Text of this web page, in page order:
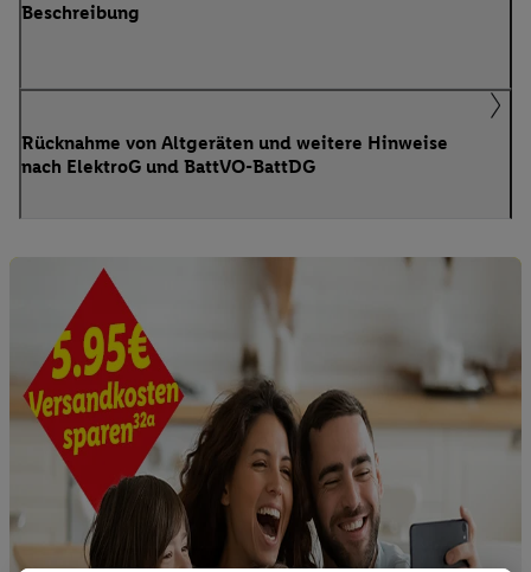
Beschreibung
Rücknahme von Altgeräten und weitere Hinweise
nach ElektroG und BattVO-BattDG